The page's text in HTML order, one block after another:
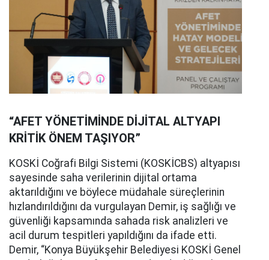
“AFET YÖNETİMİNDE DİJİTAL ALTYAPI
KRİTİK ÖNEM TAŞIYOR”
KOSKİ Coğrafi Bilgi Sistemi (KOSKİCBS) altyapısı
sayesinde saha verilerinin dijital ortama
aktarıldığını ve böylece müdahale süreçlerinin
hızlandırıldığını da vurgulayan Demir, iş sağlığı ve
güvenliği kapsamında sahada risk analizleri ve
acil durum tespitleri yapıldığını da ifade etti.
Demir, “Konya Büyükşehir Belediyesi KOSKİ Genel